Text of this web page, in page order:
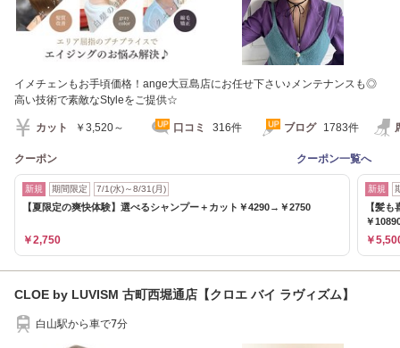
イメチェンもお手頃価格！ange大豆島店にお任せ下さい♪メンテナンスも◎
高い技術で素敵なStyleをご提供☆
カット ￥3,520～ 口コミ 316件 ブログ 1783件
クーポン クーポン一覧へ
新規 期間限定 7/1(水)～8/31(月)
【夏限定の爽快体験】選べるシャンプー＋カット￥4290→￥2750
￥2,750
新規
【髪
￥
￥
CLOE by LUVISM 古町西堀通店【クロエ バイ ラヴィズム】
白山駅から車で7分